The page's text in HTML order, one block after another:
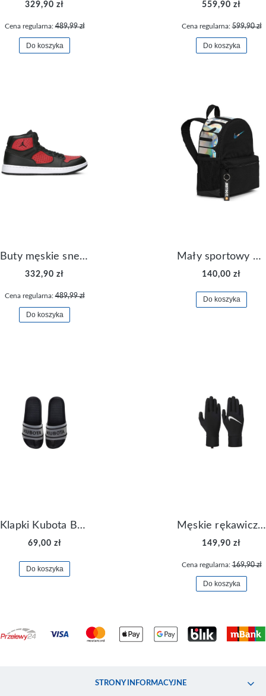
329,90 zł
Cena regularna:489,99 zł
Do koszyka
559,90 zł
Cena regularna:599,90 zł
Do koszyka
Buty męskie sneakersy Jordan Access AR3762-006
332,90 zł
Cena regularna:489,99 zł
Do koszyka
Mały sportowy plecak plecaczek Nike Brasilia JDI DR6091-017
140,00 zł
Do koszyka
Klapki Kubota Basenowe Gel Czarne
69,00 zł
Do koszyka
Męskie rękawiczki Nike Dri-FIT Lightweight Gloves N.RG.M0.082
149,90 zł
Cena regularna:169,90 zł
Do koszyka
STRONY INFORMACYJNE